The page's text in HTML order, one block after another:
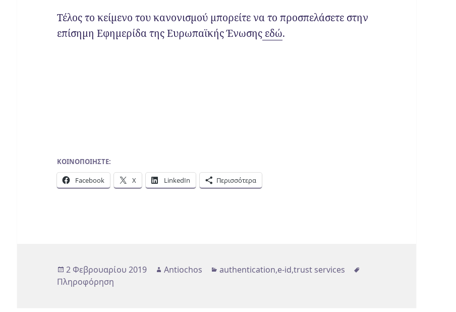
Τέλος το κείμενο του κανονισμού μπορείτε να το προσπελάσετε στην
επίσημη Εφημερίδα της Ευρωπαϊκής Ένωσης εδώ.
ΚΟΙΝΟΠΟΙΉΣΤΕ:
Facebook X LinkedIn Περισσότερα
Δημοσιεύτηκε
την
2 Φεβρουαρίου 2019 Συντάκτης
Antiochos Κατηγορίες
authentication,e-id,trust services
Πληροφόρηση